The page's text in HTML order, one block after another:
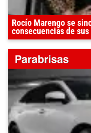
Rocío Marengo se
consecuencias de